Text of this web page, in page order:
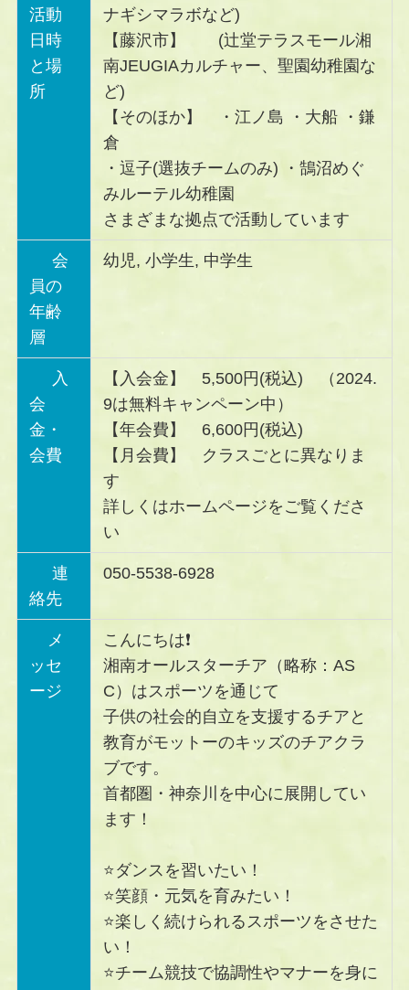
活動
日時
と場
所
ナギシマラボなど)
【藤沢市】 (辻堂テラスモール湘
南JEUGIAカルチャー、聖園幼稚園な
ど)
【そのほか】 ・江ノ島 ・大船 ・鎌
倉
・逗子(選抜チームのみ) ・鵠沼めぐ
みルーテル幼稚園
さまざまな拠点で活動しています
会
員の
年齢
層
幼児, 小学生, 中学生
入
会
金・
会費
【入会金】 5,500円(税込) （2024.
9は無料キャンペーン中）
【年会費】 6,600円(税込)
【月会費】 クラスごとに異なりま
す
詳しくはホームページをご覧くださ
い
連
絡先
050-5538-6928
メ
ッセ
ージ
こんにちは❗️
湘南オールスターチア（略称：AS
C）はスポーツを通じて
子供の社会的自立を支援するチアと
教育がモットーのキッズのチアクラ
ブです。
首都圏・神奈川を中心に展開してい
ます！
⭐️ダンスを習いたい！
⭐️笑顔・元気を育みたい！
⭐️楽しく続けられるスポーツをさせた
い！
⭐️チーム競技で協調性やマナーを身に